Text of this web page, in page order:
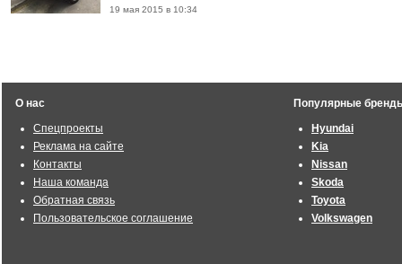
19 мая 2015 в 10:34
О нас
Спецпроекты
Реклама на сайте
Контакты
Наша команда
Обратная связь
Пользовательское соглашение
Популярные
Hyundai
Kia
Nissan
Skoda
Toyota
Volkswagen